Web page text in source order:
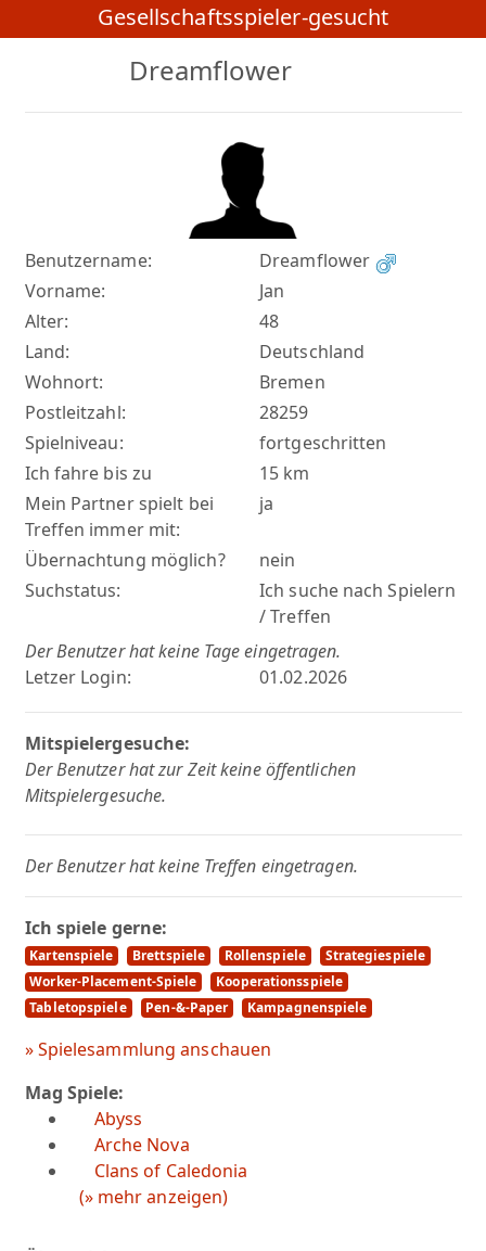
Gesellschaftsspieler-gesucht
Dreamflower
Benutzername:
Dreamflower
Vorname:
Jan
Alter:
48
Land:
Deutschland
Wohnort:
Bremen
Postleitzahl:
28259
Spielniveau:
fortgeschritten
Ich fahre bis zu
15 km
Mein Partner spielt bei
Treffen immer mit:
ja
Übernachtung möglich?
nein
Suchstatus:
Ich suche nach Spielern
/ Treffen
Der Benutzer hat keine Tage eingetragen.
Letzer Login:
01.02.2026
Mitspielergesuche:
Der Benutzer hat zur Zeit keine öffentlichen
Mitspielergesuche.
Der Benutzer hat keine Treffen eingetragen.
Ich spiele gerne:
Kartenspiele Brettspiele Rollenspiele
Strategiespiele
Worker-Placement-Spiele
Kooperationsspiele
Tabletopspiele
Pen-&-Paper Kampagnenspiele
» Spielesammlung anschauen
Mag Spiele:
Abyss
Arche Nova
Clans of Caledonia
(» mehr anzeigen)